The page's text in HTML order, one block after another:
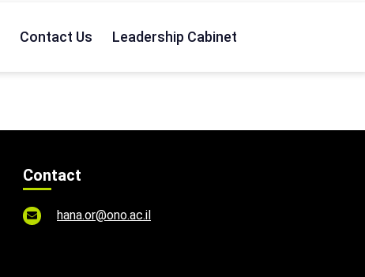
Contact Us Leadership Cabinet
Contact
hana.or@ono.ac.il